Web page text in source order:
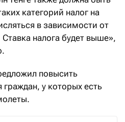
категорий налог на
в зависимости от
налога будет выше»,
повысить
граждан, у которых есть